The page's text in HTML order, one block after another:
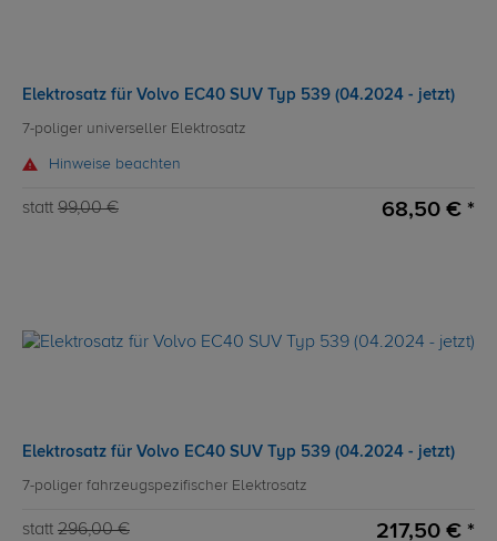
Elektrosatz für Volvo EC40 SUV Typ 539 (04.2024 - jetzt)
7-poliger universeller Elektrosatz
Hinweise beachten
statt 99,00 € 68,50 € *
Elektrosatz für Volvo EC40 SUV Typ 539 (04.2024 - jetzt)
7-poliger fahrzeugspezifischer Elektrosatz
statt 296,00 € 217,50 € *